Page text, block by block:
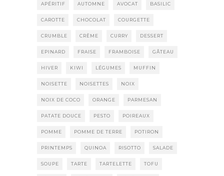
APÉRITIF AUTOMNE AVOCAT BASILIC
CAROTTE CHOCOLAT COURGETTE
CRUMBLE CRÈME CURRY DESSERT
EPINARD FRAISE FRAMBOISE GÂTEAU
HIVER KIWI LÉGUMES MUFFIN
NOISETTE NOISETTES NOIX
NOIX DE COCO ORANGE PARMESAN
PATATE DOUCE PESTO POIREAUX
POMME POMME DE TERRE POTIRON
PRINTEMPS QUINOA RISOTTO SALADE
SOUPE TARTE TARTELETTE TOFU